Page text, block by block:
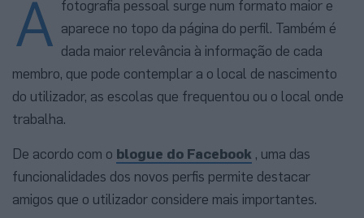
A fotografia pessoal surge num formato maior e
aparece no topo da página do perfil. Também é
dada maior relevância à informação de cada
membro, que pode contemplar a o local de nascimento
do utilizador, as escolas que frequentou ou o local onde
trabalha.
De acordo com o blogue do Facebook , uma das
funcionalidades dos novos perfis permite destacar
amigos que o utilizador considere mais importantes.